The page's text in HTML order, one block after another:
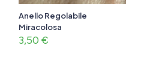
Anello Regolabile
Miracolosa
3,50 €